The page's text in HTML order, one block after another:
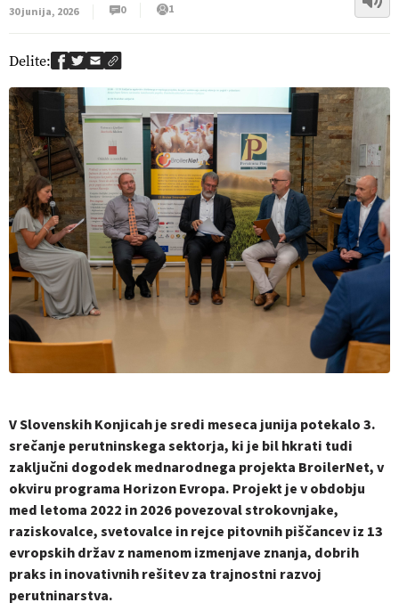
30 junija, 2026
0 1
Delite:
V Slovenskih Konjicah je sredi meseca junija potekalo 3.
srečanje perutninskega sektorja, ki je bil hkrati tudi
zaključni dogodek mednarodnega projekta BroilerNet, v
okviru programa Horizon Evropa. Projekt je v obdobju
med letoma 2022 in 2026 povezoval strokovnjake,
raziskovalce, svetovalce in rejce pitovnih piščancev iz 13
evropskih držav z namenom izmenjave znanja, dobrih
praks in inovativnih rešitev za trajnostni razvoj
perutninarstva.